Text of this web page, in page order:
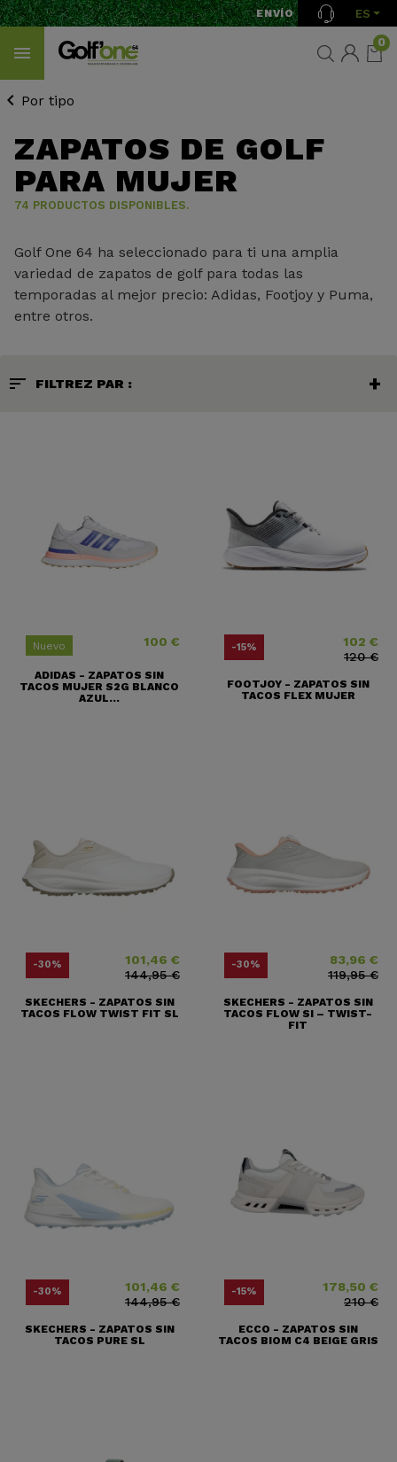
ENVÍO GRATIS A PARTIR
ES
0
Por tipo
ZAPATOS DE GOLF
PARA MUJER
74 PRODUCTOS DISPONIBLES.
Golf One 64 ha seleccionado para ti una amplia
variedad de zapatos de golf para todas las
temporadas al mejor precio: Adidas, Footjoy y Puma,
entre otros.
sort FILTREZ PAR :
Nuevo Precio
100 €
ADIDAS - ZAPATOS SIN
TACOS MUJER S2G BLANCO
AZUL...
-15% Precio102 €
Precio base
120 €
FOOTJOY - ZAPATOS SIN
TACOS FLEX MUJER
-30% 101,46 €
Precio base
144,95 €
SKECHERS - ZAPATOS SIN
TACOS FLOW TWIST FIT SL
-30% 83,96 €
Precio base
119,95 €
SKECHERS - ZAPATOS SIN
TACOS FLOW SI – TWIST-
FIT
-30% 101,46 €
Precio base
144,95 €
SKECHERS - ZAPATOS SIN
TACOS PURE SL
-15% Precio178,50 €
Precio base
210 €
ECCO - ZAPATOS SIN
TACOS BIOM C4 BEIGE GRIS